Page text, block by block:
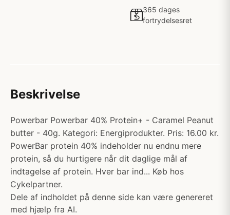
365 dages
fortrydelsesret
Beskrivelse
Powerbar Powerbar 40% Protein+ - Caramel Peanut
butter - 40g. Kategori: Energiprodukter. Pris: 16.00 kr.
PowerBar protein 40% indeholder nu endnu mere
protein, så du hurtigere når dit daglige mål af
indtagelse af protein. Hver bar ind... Køb hos
Cykelpartner.
Dele af indholdet på denne side kan være genereret
med hjælp fra AI.